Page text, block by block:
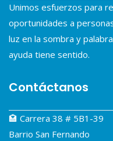
Unimos esfuerzos para
oportunidades a
luz en la sombra y
ayuda tiene sentido.
Contáctanos
🏩 Carrera 38 # 5B1-39
Barrio San Fernando